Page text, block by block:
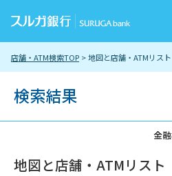
店舗・ATM検索TOP > 地図と店舗・ATMリスト
検索結果
金
地図と店舗・ATMリスト